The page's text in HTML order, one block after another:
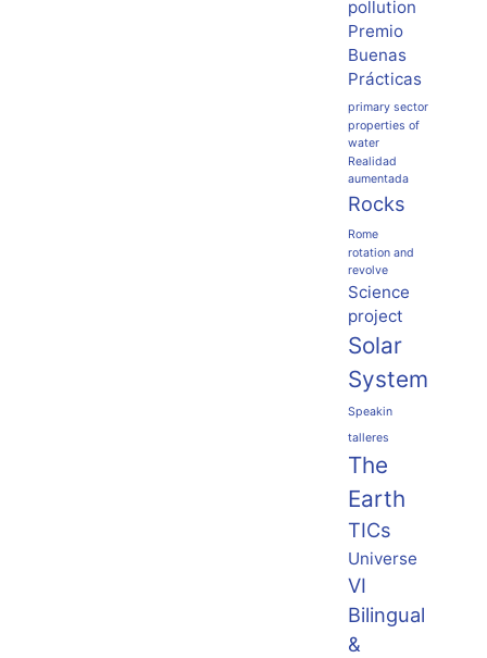
pollution
Premio
Buenas
Prácticas
primary sector
properties of
water
Realidad
aumentada
Rocks
Rome
rotation and
revolve
Science
project
Solar
System
Speakin
talleres
The
Earth
TICs
Universe
VI
Bilingual
&